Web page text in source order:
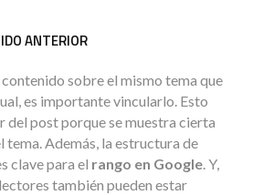
ANTERIOR
contenido sobre el mismo tema que
es importante vincularlo. Esto
del post porque se muestra cierta
Además, la estructura de
clave para el rango en Google. Y,
también pueden estar